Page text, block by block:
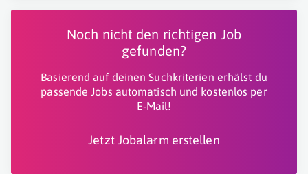
Noch nicht den richtigen Job
gefunden?
Basierend auf deinen Suchkriterien erhälst du
passende Jobs automatisch und kostenlos per
E-Mail!
Jetzt Jobalarm erstellen